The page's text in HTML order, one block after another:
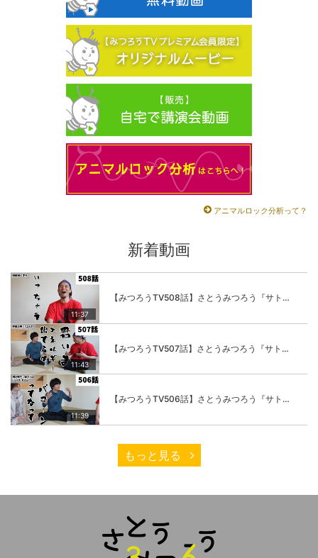
アニマルロック分析って？
新着動画
11:37
【みつろうTV508話】さとうみつろう『サトレル男塾』編④「“毎日”が変わります。楽しく」
11:43
【みつろうTV507話】さとうみつろう『サトレル男塾』編③「快楽は“自分のカラダの内側”にしかない」
11:39
【みつろうTV506話】さとうみつろう『サトレル男塾』編②「不思議な棒をお尻に…」
もっと見る